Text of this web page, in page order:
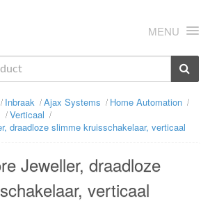
MENU
Inbraak Ajax Systems
Home Automation
Verticaal
draadloze slimme kruisschakelaar, verticaal
Jeweller, draadloze
verticaal